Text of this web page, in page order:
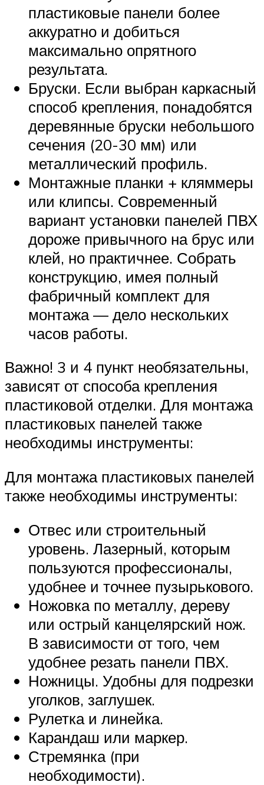
пластиковые панели более
аккуратно и добиться
максимально опрятного
результата.
Бруски. Если выбран каркасный
способ крепления, понадобятся
деревянные бруски небольшого
сечения (20-30 мм) или
металлический профиль.
Монтажные планки + кляммеры
или клипсы. Современный
вариант установки панелей ПВХ
дороже привычного на брус или
клей, но практичнее. Собрать
конструкцию, имея полный
фабричный комплект для
монтажа — дело нескольких
часов работы.
Важно! 3 и 4 пункт необязательны,
зависят от способа крепления
пластиковой отделки. Для монтажа
пластиковых панелей также
необходимы инструменты:
Для монтажа пластиковых панелей
также необходимы инструменты:
Отвес или строительный
уровень. Лазерный, которым
пользуются профессионалы,
удобнее и точнее пузырькового.
Ножовка по металлу, дереву
или острый канцелярский нож.
В зависимости от того, чем
удобнее резать панели ПВХ.
Ножницы. Удобны для подрезки
уголков, заглушек.
Рулетка и линейка.
Карандаш или маркер.
Стремянка (при
необходимости).